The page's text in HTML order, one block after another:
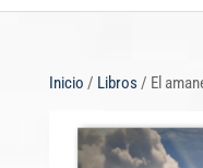
Inicio / Libros / El